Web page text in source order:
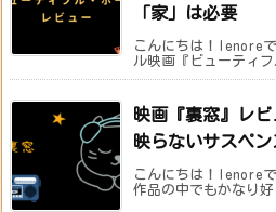
「家」は必要
こんにちは！lenore
ル映画『ビューティ
映画『裏窓』レ
映らないサスペン
こんにちは！lenore
作品の中でもかなり